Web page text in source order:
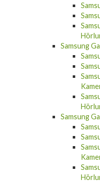
Samsung
Samsung